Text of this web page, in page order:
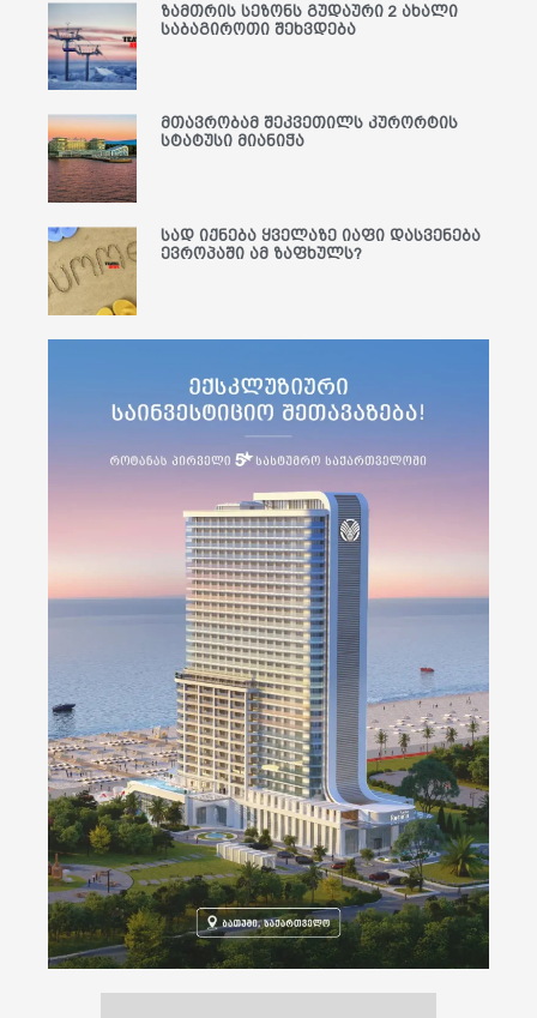
ზამთრის სეზონს გუდაური 2 ახალი
საბაგიროთი შეხვდება
მთავრობამ შეკვეთილს კურორტის
სტატუსი მიანიჭა
სად იქნება ყველაზე იაფი დასვენება
ევროპაში ამ ზაფხულს?